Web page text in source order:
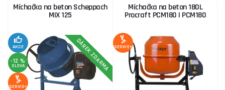
Míchačka na beton Scheppach
MIX 125
AKCE
-12 %
SLEVA
SERVIS+
DÁREK ZDARMA
Míchačka na beton 180L
Procraft PCM180 | PCM180
SERVIS+